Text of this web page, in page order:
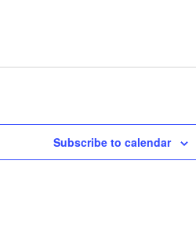
Subscribe to calendar